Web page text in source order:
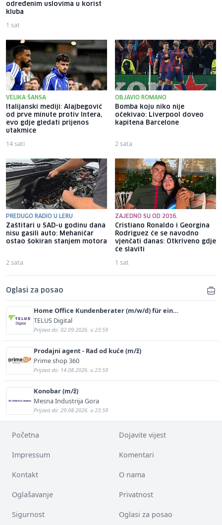
određenim uslovima u korist
kluba
1 sat
VELIKA ŠANSA
Italijanski mediji: Alajbegović
od prve minute protiv Intera,
evo gdje gledati prijenos
utakmice
14 sati
OBJAVIO ROMANO
Bomba koju niko nije
očekivao: Liverpool doveo
kapitena Barcelone
2 sata
PREDUGO RADIO U LERU
Zaštitari u SAD-u godinu dana
nisu gasili auto: Mehaničar
ostao šokiran stanjem motora
2 sata
ZAJEDNO SU OD 2016.
Cristiano Ronaldo i Georgina
Rodriguez će se navodno
vjenčati danas: Otkriveno gdje
će slaviti
1 sat
Oglasi za posao
Home Office Kundenberater (m/w/d) für ein
renommiertes Schuhunternehmen
TELUS Digital
Prijava do: 02.09.2026. u 23:59
Prodajni agent - Rad od kuće (m/ž)
Prime shop 360
Prijava do: 14.08.2026. u 23:59
Konobar (m/ž)
Mesna Industrija Gora
Prijava do: 29.08.2026. u 23:59
Početna Dojavite vijest
Impressum Komentari
Kontakt O nama
Oglašavanje Privatnost
Sigurnost Oglasi za posao